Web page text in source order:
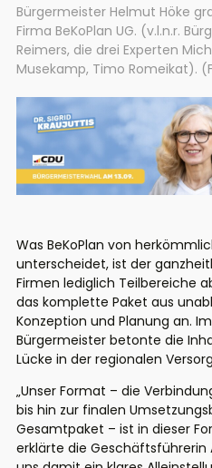
Bürgermeister Helmut Höke
Firma BeKoPlan UG. (v.l.n.r.
Reimers, die drei Experten
Musekamp, Timo Romeikat).
Was BeKoPlan von
unterscheidet, ist der
Firmen lediglich Teilbereiche
das komplette Paket aus
Konzeption und Planung an.
Bürgermeister betonte die
Lücke in der regionalen
„Unser Format – die
bis hin zur finalen
Gesamtpaket – ist in dieser
erklärte die Geschäftsführerin